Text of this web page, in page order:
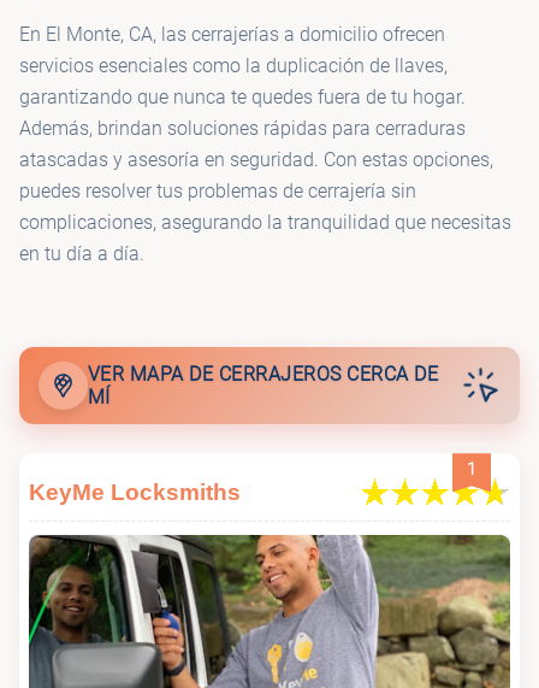
En El Monte, CA, las cerrajerías a domicilio ofrecen
servicios esenciales como la duplicación de llaves,
garantizando que nunca te quedes fuera de tu hogar.
Además, brindan soluciones rápidas para cerraduras
atascadas y asesoría en seguridad. Con estas opciones,
puedes resolver tus problemas de cerrajería sin
complicaciones, asegurando la tranquilidad que necesitas
en tu día a día.
VER MAPA DE CERRAJEROS CERCA DE
MÍ
1
KeyMe Locksmiths